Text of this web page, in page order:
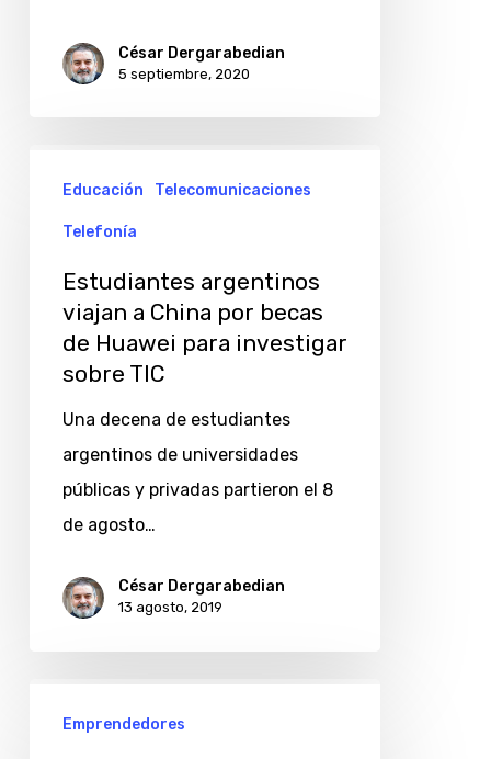
César Dergarabedian
5 septiembre, 2020
argentinos
viajan
becas
Educación Telecomunicaciones
Telefonía
Estudiantes argentinos
viajan a China por becas
de Huawei para investigar
sobre TIC
Una decena de estudiantes
argentinos de universidades
públicas y privadas partieron el 8
de agosto…
César Dergarabedian
13 agosto, 2019
extiende
Emprendedores